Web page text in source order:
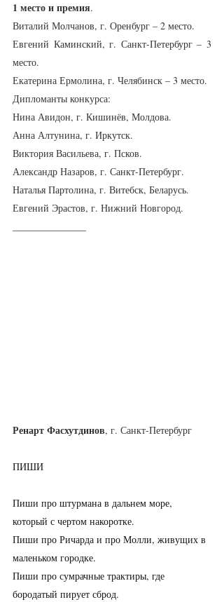
1 место и премия.
Виталий Молчанов, г. Оренбург – 2 место.
Евгений Каминский, г. Санкт-Петербург – 3
место.
Екатерина Ермолина, г. Челябинск – 3 место.
Дипломанты конкурса:
Нина Авидон, г. Кишинёв, Молдова.
Анна Алтунина, г. Иркутск.
Виктория Васильева, г. Псков.
Александр Назаров, г. Санкт-Петербург.
Наталья Партолина, г. Витебск, Беларусь.
Евгений Эрастов, г. Нижний Новгород.
Ренарт Фасхутдинов, г. Санкт-Петербург
ПИШИ
Пиши про штурмана в дальнем море,
который с чертом накоротке.
Пиши про Ричарда и про Молли, живущих в
маленьком городке.
Пиши про сумрачные трактиры, где
бородатый пирует сброд.